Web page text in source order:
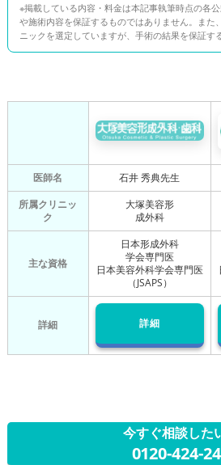
※掲載している内容・料金は本記事執筆時点の各
や施術内容を保証するものではありません。また
ニックを選定していますが、手術の結果を保証す
医師名 石井 秀典先生
所属クリニッ
ク
大塚美容形
成外科
主な資格
日本形成外科
学会専門医
日本美容外科学会専門医
（JSAPS）
詳細 詳細
今すぐ相談した
0120-424-